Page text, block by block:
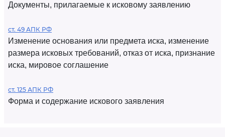
Документы, прилагаемые к исковому заявлению
ст. 49 АПК РФ
Изменение основания или предмета иска, изменение
размера исковых требований, отказ от иска, признание
иска, мировое соглашение
ст. 125 АПК РФ
Форма и содержание искового заявления